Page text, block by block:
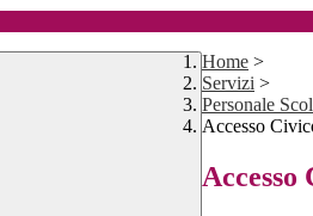
Home >
Servizi >
Personale
Accesso
Accesso